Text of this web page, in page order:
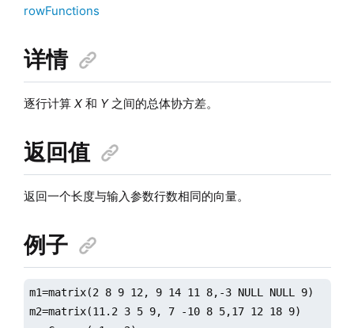
rowFunctions
详情
逐行计算 X和 Y之间的总体协方差。
返回值
返回一个长度与输入参数行数相同的向量。
例子
m1=matrix(2 8 9 12, 9 14 11 8,-3 NULL NULL 9)
m2=matrix(11.2 3 5 9, 7 -10 8 5,17 12 18 9)